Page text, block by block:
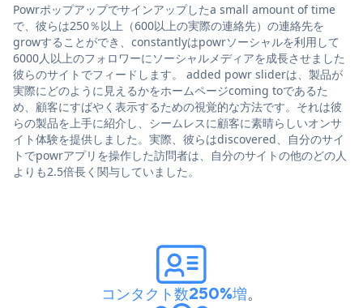
Powrポップアップでサインアップしたa small amount of time
で、彼らは250％以上（600以上の実際の連絡先）の連絡先を
growすることができ、constantlyはpowrソーシャルを利用して
6000人以上のフォロワーにソーシャルメディアを成長させました
彼らのサイトでフィードします。 added powr sliderは、製品が
実際にどのように見えるかをホームページcoming toであるた
め、顧客にすばやく表示するための視覚的な方法です。それは彼
らの製品を上手に紹介し、シームレスに顧客に素晴らしいオンサ
イト体験を提供しました。実際、彼らはdiscovered、自分のサイ
トでpowrアプリを操作した訪問者は、自分のサイトの他のどの人
よりも2.5倍長く関与していました。
コンタクト数250%増。